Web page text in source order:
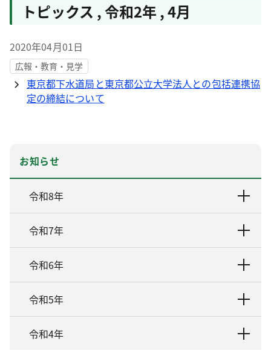
トピックス ,令和2年 ,4月
2020年04月01日
広報・教育・見学
東京都下水道局と東京都公立大学法人との包括連携協
定の締結について
お知らせ
令和8年
令和7年
令和6年
令和5年
令和4年